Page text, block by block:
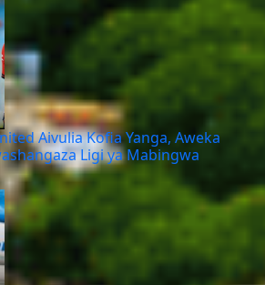
Aivulia Kofia Yanga, Aweka
Ligi ya Mabingwa